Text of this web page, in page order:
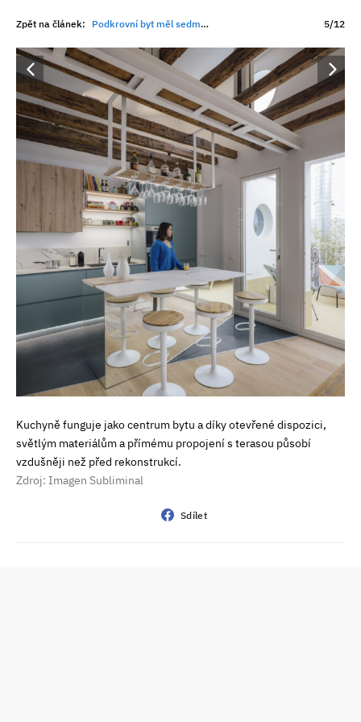
Zpět na článek: Podkrovní byt měl sedm sklonů střechy a minimum světla. Architekti z nevýhody udělali hlavní přednost 5/12
Kuchyně funguje jako centrum bytu a díky otevřené dispozici,
světlým materiálům a přímému propojení s terasou působí
vzdušněji než před rekonstrukcí.
Zdroj: Imagen Subliminal
Sdílet